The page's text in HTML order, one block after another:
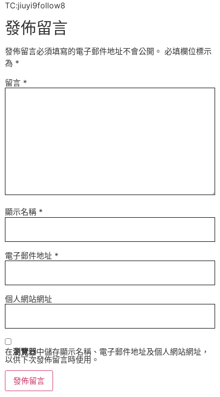
TC:jiuyi9follow8
發佈留言
發佈留言必須填寫的電子郵件地址不會公開。 必填欄位標示
為 *
留言 *
顯示名稱 *
電子郵件地址 *
個人網站網址
在瀏覽器中儲存顯示名稱、電子郵件地址及個人網站網址，
以供下次發佈留言時使用。